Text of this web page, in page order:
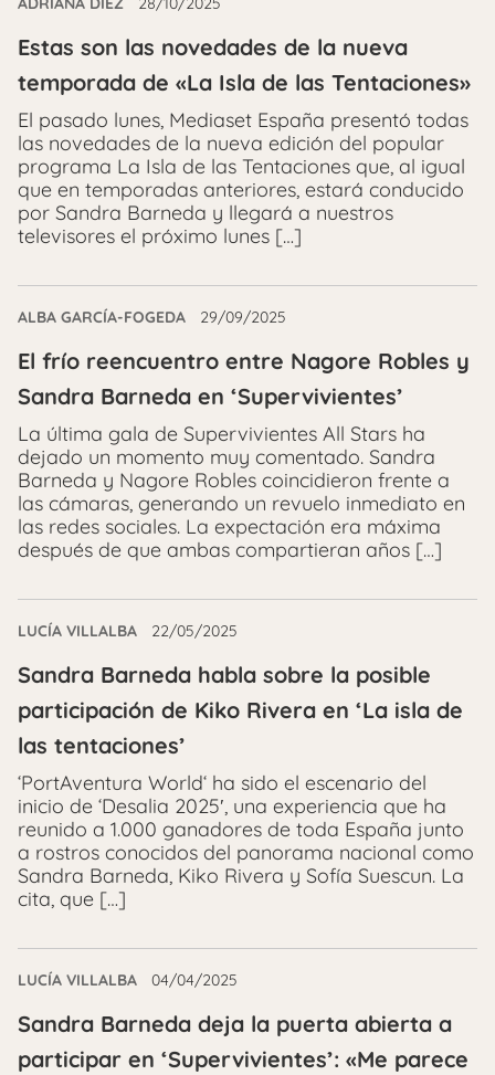
Estas son las novedades de la nueva
temporada de «La Isla de las Tentaciones»
El pasado lunes, Mediaset España presentó todas
las novedades de la nueva edición del popular
programa La Isla de las Tentaciones que, al igual
que en temporadas anteriores, estará conducido
por Sandra Barneda y llegará a nuestros
televisores el próximo lunes […]
ALBA GARCÍA-FOGEDA 29/09/2025
El frío reencuentro entre Nagore Robles y
Sandra Barneda en ‘Supervivientes’
La última gala de Supervivientes All Stars ha
dejado un momento muy comentado. Sandra
Barneda y Nagore Robles coincidieron frente a
las cámaras, generando un revuelo inmediato en
las redes sociales. La expectación era máxima
después de que ambas compartieran años […]
LUCÍA VILLALBA 22/05/2025
Sandra Barneda habla sobre la posible
participación de Kiko Rivera en ‘La isla de
las tentaciones’
‘PortAventura World‘ ha sido el escenario del
inicio de ‘Desalia 2025′, una experiencia que ha
reunido a 1.000 ganadores de toda España junto
a rostros conocidos del panorama nacional como
Sandra Barneda, Kiko Rivera y Sofía Suescun. La
cita, que […]
LUCÍA VILLALBA 04/04/2025
Sandra Barneda deja la puerta abierta a
participar en ‘Supervivientes’: «Me parece